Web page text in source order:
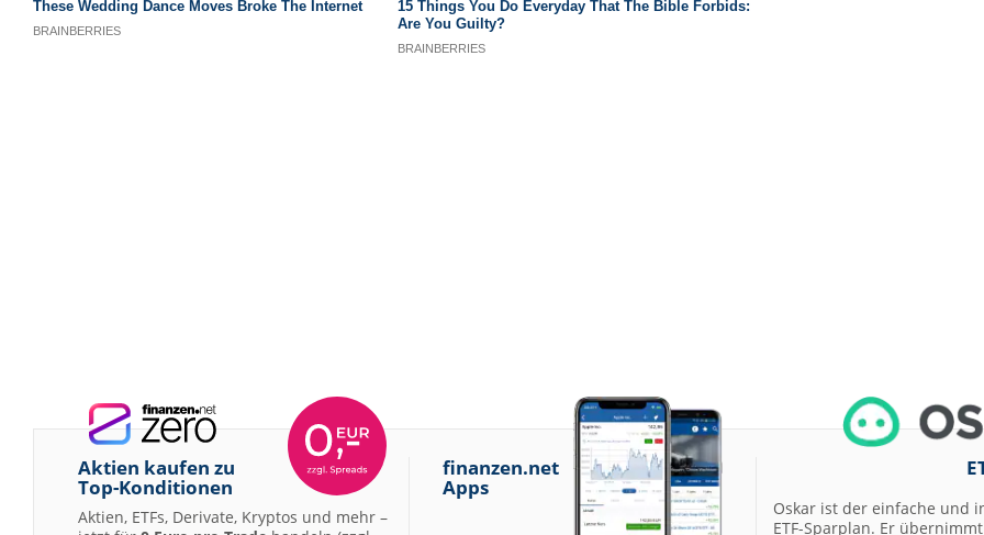
Aktien kaufen zu
Top-Konditionen
Aktien, ETFs, Derivate, Kryptos und mehr –
finanzen.net
Apps
Oskar ist der einfache und
ETF-Sparplan. Er